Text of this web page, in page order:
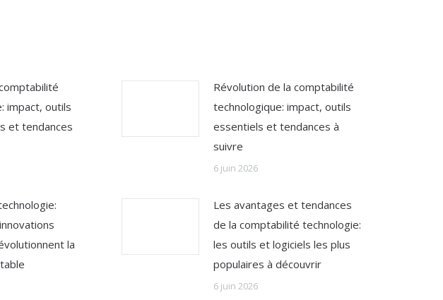
impact, outils
et tendances
Révolution de la comptabilité
technologique: impact, outils
essentiels et tendances à
suivre
6 juin 2026
la
Les avantages et tendances
de la comptabilité technologie:
les outils et logiciels les plus
populaires à découvrir
6 juin 2026